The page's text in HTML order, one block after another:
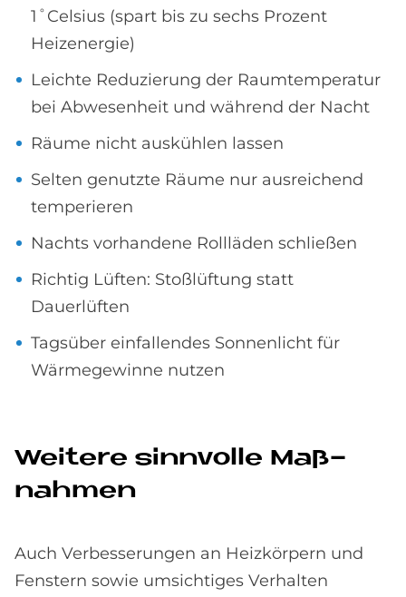
1˚Celsius (spart bis zu sechs Prozent
Heizenergie)
Leichte Reduzierung der Raumtemperatur
bei Abwesenheit und während der Nacht
Räume nicht auskühlen lassen
Selten genutzte Räume nur ausreichend
temperieren
Nachts vorhandene Rollläden schließen
Richtig Lüften: Stoßlüftung statt
Dauerlüften
Tagsüber einfallendes Sonnenlicht für
Wärmegewinne nutzen
Wei­te­re sinn­vol­le Maß­
nah­men
Auch Verbesserungen an Heizkörpern und
Fenstern sowie umsichtiges Verhalten